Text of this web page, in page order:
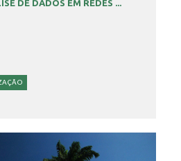
DE DADOS EM REDES ...